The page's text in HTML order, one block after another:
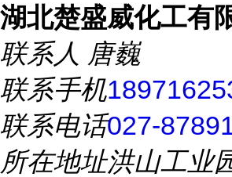
湖北楚盛威化工有
联系人 唐巍
联系手机
联系电话027-
所在地址洪山工业